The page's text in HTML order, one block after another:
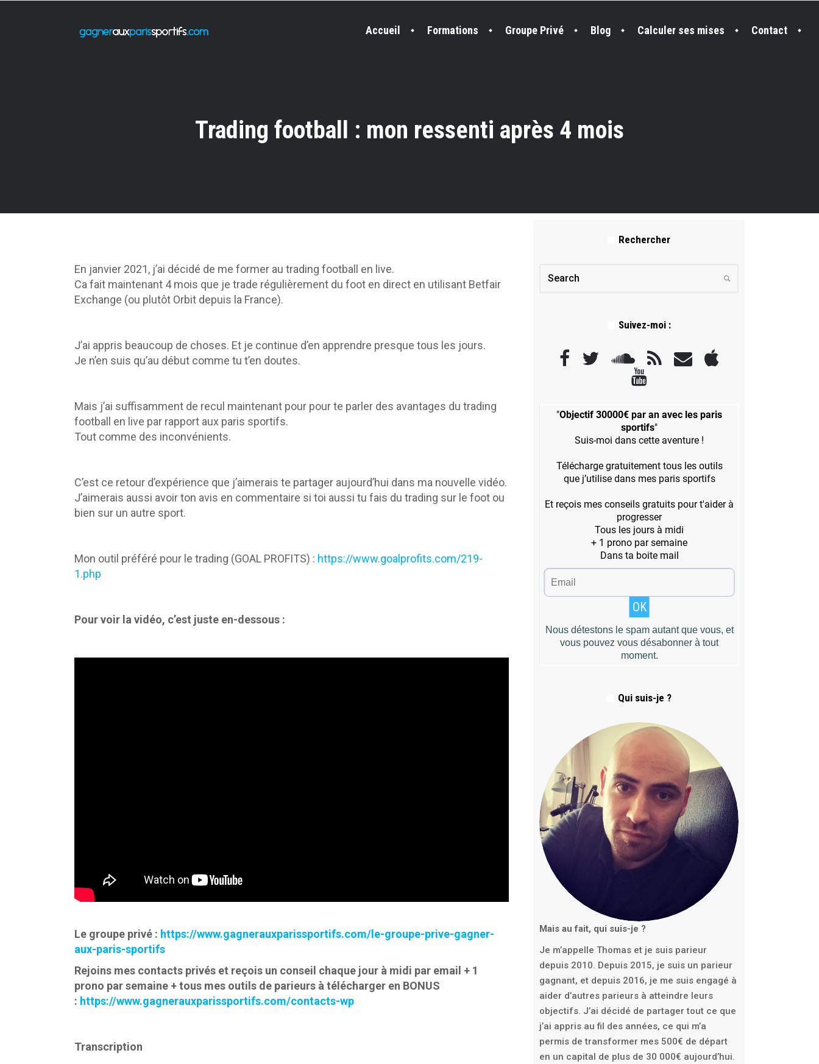
Accueil Formations Groupe Privé Blog Calculer ses mises Contact
Trading football : mon ressenti après 4 mois
En janvier 2021, j’ai décidé de me former au trading football en live.
Ca fait maintenant 4 mois que je trade régulièrement du foot en direct en utilisant Betfair
Exchange (ou plutôt Orbit depuis la France).
J’ai appris beaucoup de choses. Et je continue d’en apprendre presque tous les jours.
Je n’en suis qu’au début comme tu t’en doutes.
Mais j’ai suffisamment de recul maintenant pour pour te parler des avantages du trading
football en live par rapport aux paris sportifs.
Tout comme des inconvénients.
C’est ce retour d’expérience que j’aimerais te partager aujourd’hui dans ma nouvelle vidéo.
J’aimerais aussi avoir ton avis en commentaire si toi aussi tu fais du trading sur le foot ou
bien sur un autre sport.
Mon outil préféré pour le trading (GOAL PROFITS) : https://www.goalprofits.com/219-
1.php
Pour voir la vidéo, c’est juste en-dessous :
Le groupe privé : https://www.gagnerauxparissportifs.com/le-groupe-prive-gagner-
aux-paris-sportifs
Rejoins mes contacts privés et reçois un conseil chaque jour à midi par email + 1
prono par semaine + tous mes outils de parieurs à télécharger en BONUS
: https://www.gagnerauxparissportifs.com/contacts-wp
Transcription
Rechercher
Suivez-moi :
Qui suis-je ?
Mais au fait, qui suis-je ?
Je m’appelle Thomas et je suis parieur
depuis 2010. Depuis 2015, je suis un parieur
gagnant, et depuis 2016, je me suis engagé à
aider d’autres parieurs à atteindre leurs
objectifs. J’ai décidé de partager tout ce que
j’ai appris au fil des années, ce qui m’a
permis de transformer mes 500€ de départ
en un capital de plus de 30 000€ aujourd’hui.